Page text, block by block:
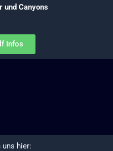
und Canyons
Infos
uns hier: